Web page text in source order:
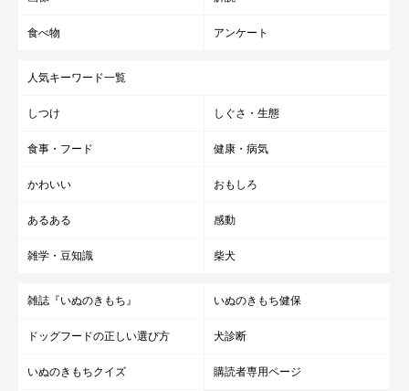
食べ物 アンケート
人気キーワード一覧
しつけ しぐさ・生態
食事・フード 健康・病気
かわいい おもしろ
あるある 感動
雑学・豆知識 柴犬
雑誌『いぬのきもち』 いぬのきもち健保
ドッグフードの正しい選び方 犬診断
いぬのきもちクイズ 購読者専用ページ